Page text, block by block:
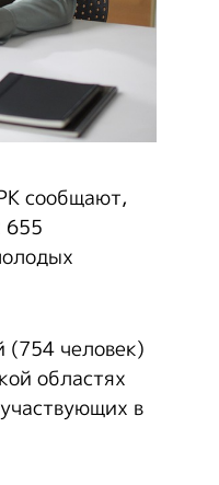
сообщают,
655
(754 человек)
областях
в